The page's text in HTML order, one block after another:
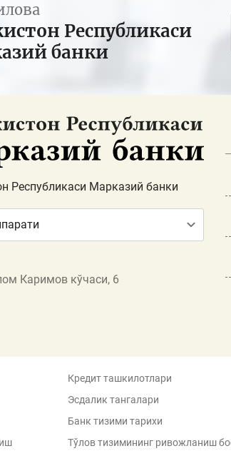
Республикаси
банки
Республикаси Марказий банки
Каримов кўчаси, 6
Кредит ташкилотлари
Эсдалик тангалари
Банк тизими тарихи
Тўлов тизимининг ривожланиш